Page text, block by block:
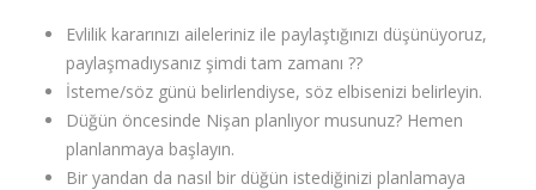
Evlilik kararınızı aileleriniz ile paylaştığınızı düşünüyoruz,
paylaşmadıysanız şimdi tam zamanı ??
İsteme/söz günü belirlendiyse, söz elbisenizi belirleyin.
Düğün öncesinde Nişan planlıyor musunuz? Hemen
planlanmaya başlayın.
Bir yandan da nasıl bir düğün istediğinizi planlamaya